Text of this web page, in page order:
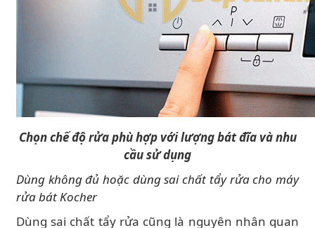
Chọn chế độ rửa phù hợp với lượng bát đĩa và nhu
cầu sử dụng
Dùng không đủ hoặc dùng sai chất tẩy rửa cho máy
rửa bát Kocher
Dùng sai chất tẩy rửa cũng là nguyên nhân quan